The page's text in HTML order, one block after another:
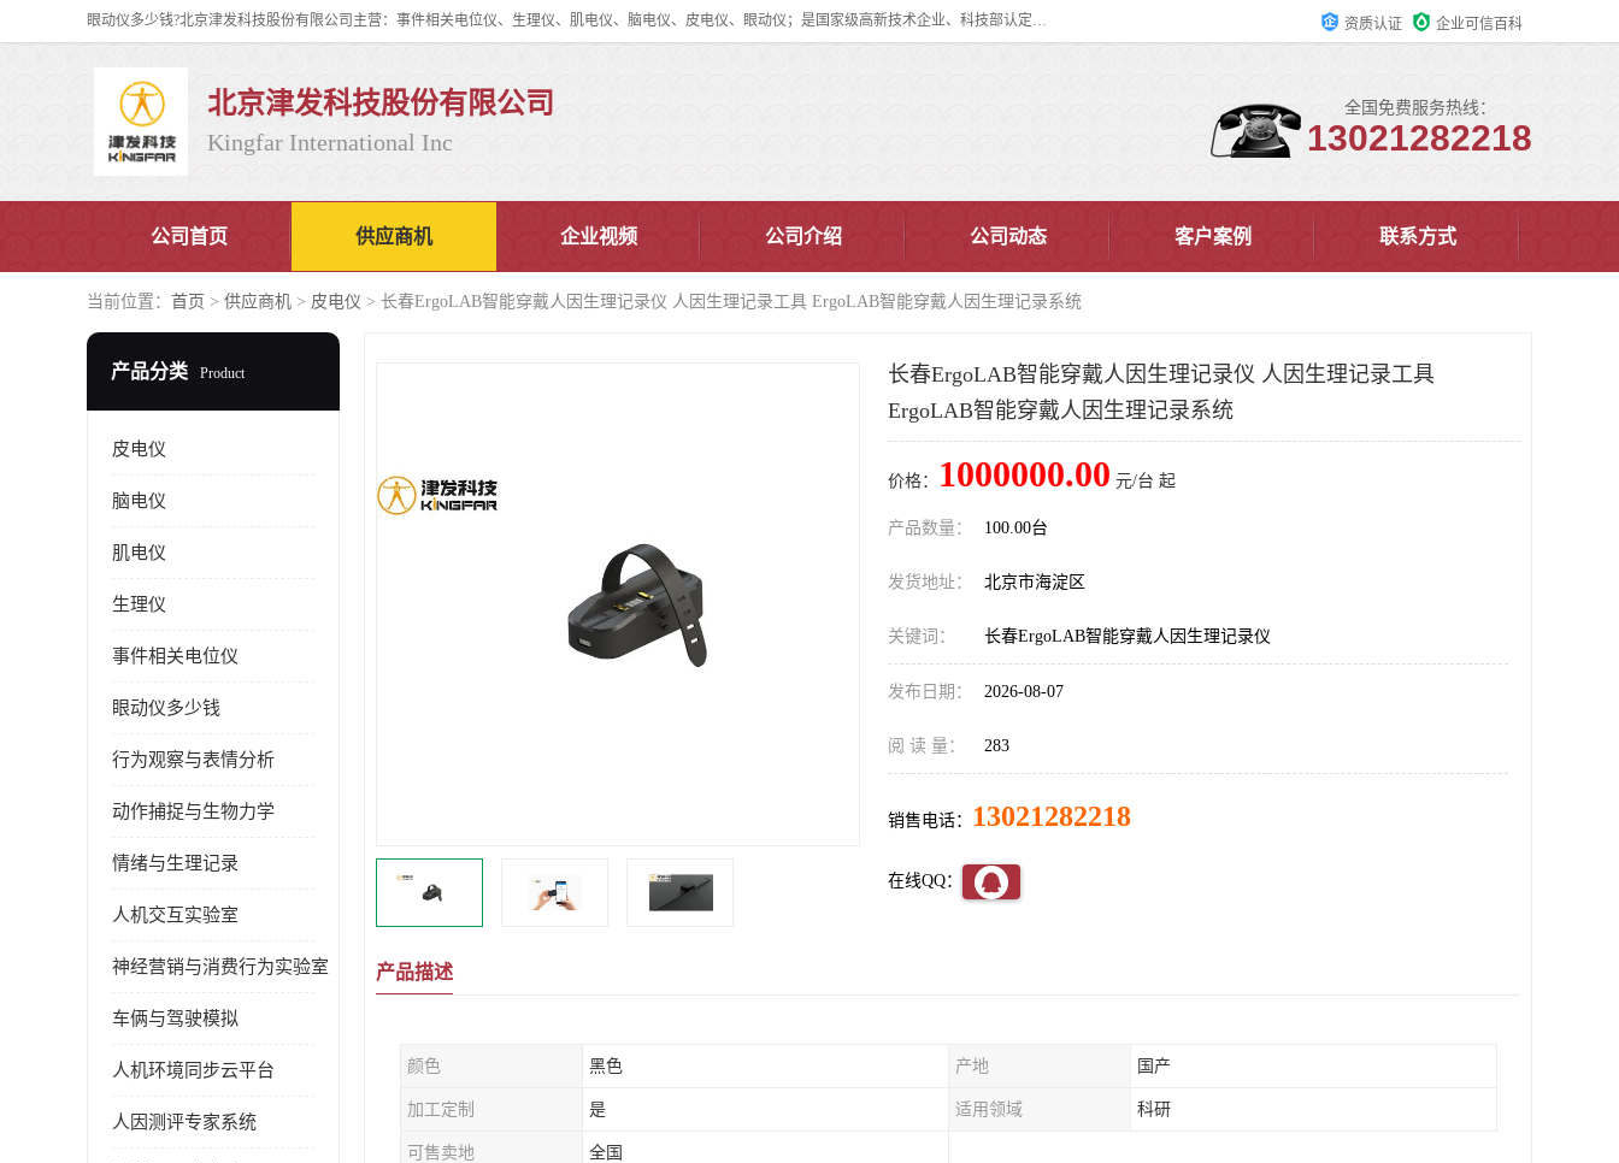
眼动仪多少钱?北京津发科技股份有限公司主营：事件相关电位仪、生理仪、肌电仪、脑电仪、皮电仪、眼动仪；是国家级高新技术企业、科技部认定的科技型中小企业和中关村高新技术企业，具备保密资格，具备自主进出口经营权；自主研发技术、产品与服务荣获多项省部级科学技术奖励、国家发明专利、国家软件著作权和省部级新技术新产品（服务）认证。 资质认证 企业可信百科
北京津发科技股份有限公司
Kingfar International Inc
全国免费服务热线：
13021282218
公司首页 供应商机 企业视频 公司介绍 公司动态 客户案例 联系方式
当前位置： 首页 > 供应商机 > 皮电仪 > 长春ErgoLAB智能穿戴人因生理记录仪 人因生理记录工具 ErgoLAB智能穿戴人因生理记录系统
产品分类 Product
皮电仪
脑电仪
肌电仪
生理仪
事件相关电位仪
眼动仪多少钱
行为观察与表情分析
动作捕捉与生物力学
情绪与生理记录
人机交互实验室
神经营销与消费行为实验室
车俩与驾驶模拟
人机环境同步云平台
人因测评专家系统
长春ErgoLAB智能穿戴人因生理记录仪 人因生理记录工具
ErgoLAB智能穿戴人因生理记录系统
价格： 1000000.00 元/台 起
产品数量： 100.00台
发货地址： 北京市海淀区
关键词： 长春ErgoLAB智能穿戴人因生理记录仪
发布日期： 2026-08-07
阅 读 量： 283
销售电话： 13021282218
在线QQ：
产品描述
颜色 黑色 产地 国产
加工定制 是 适用领域 科研
可售卖地 全国